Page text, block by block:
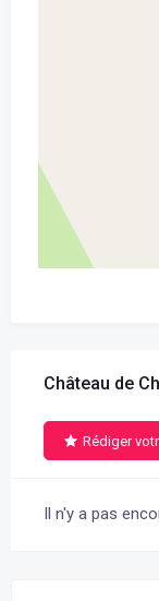
Château de
Rédiger
Il n'y a pas